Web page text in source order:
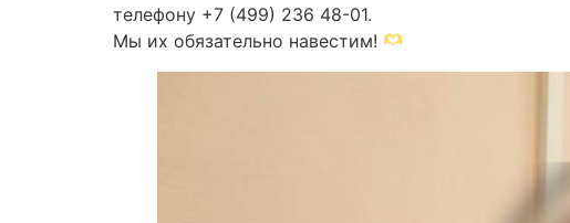
телефону +7 (499) 236 48-01.
Мы их обязательно навестим!